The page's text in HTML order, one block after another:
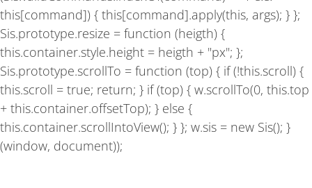
this[command]) { this[command].apply(this, args); } };
Sis.prototype.resize = function (heigth) {
this.container.style.height = heigth + "px"; };
Sis.prototype.scrollTo = function (top) { if (!this.scroll) {
this.scroll = true; return; } if (top) { w.scrollTo(0, this.top
+ this.container.offsetTop); } else {
this.container.scrollIntoView(); } }; w.sis = new Sis(); }
(window, document));